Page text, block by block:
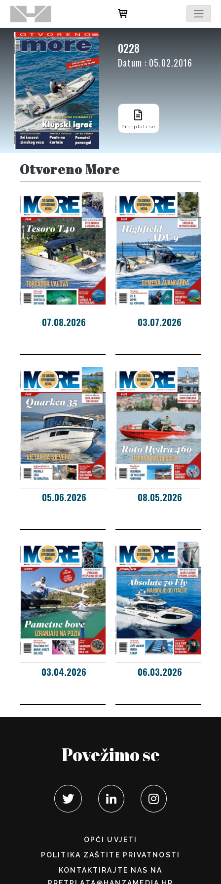
0228
Datum : 05.02.2016
Pretplati se
Otvoreno More
07.08.2026 03.07.2026
05.06.2026 08.05.2026
03.04.2026 06.03.2026
Povežimo se
OPĆI UVJETI
POLITIKA ZAŠTITE PRIVATNOSTI
KONTAKTIRAJTE NAS NA